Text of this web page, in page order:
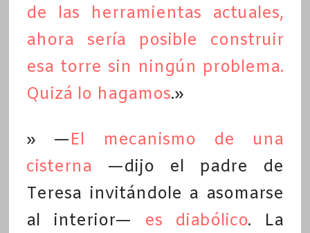
de las herramientas actuales,
ahora sería posible construir
esa torre sin ningún problema.
Quizá lo hagamos.»
» —El mecanismo de una
cisterna —dijo el padre de
Teresa invitándole a asomarse
al interior— es diabólico. La